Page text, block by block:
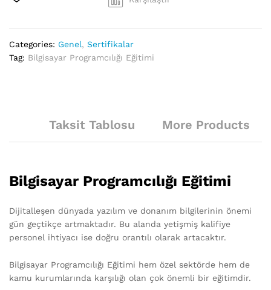
Categories: Genel, Sertifikalar
Tag: Bilgisayar Programcılığı Eğitimi
Taksit Tablosu More Products
Bilgisayar Programcılığı Eğitimi
Dijitalleşen dünyada yazılım ve donanım bilgilerinin önemi
gün geçtikçe artmaktadır. Bu alanda yetişmiş kalifiye
personel ihtiyacı ise doğru orantılı olarak artacaktır.
Bilgisayar Programcılığı Eğitimi hem özel sektörde hem de
kamu kurumlarında karşılığı olan çok önemli bir eğitimdir.